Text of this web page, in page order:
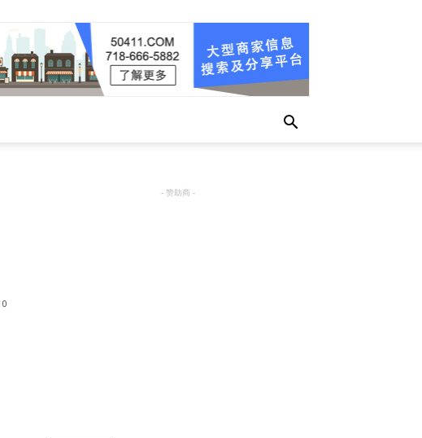
0
- 赞助商 -